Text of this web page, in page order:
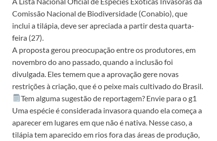
Comissão Nacional de Biodiversidade (Conabio), que
inclui a tilápia, deve ser apreciada a partir desta quarta-
feira (27).
A proposta gerou preocupação entre os produtores, em
novembro do ano passado, quando a inclusão foi
divulgada. Eles temem que a aprovação gere novas
restrições à criação, que é o peixe mais cultivado do Brasil.
Tem alguma sugestão de reportagem? Envie para o g1
Uma espécie é considerada invasora quando ela começa a
aparecer em lugares em que não é nativa. Nesse caso, a
tilápia tem aparecido em rios fora das áreas de produção,